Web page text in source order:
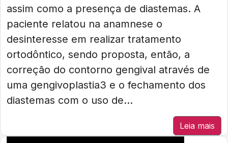
assim como a presença de diastemas. A
paciente relatou na anamnese o
desinteresse em realizar tratamento
ortodôntico, sendo proposta, então, a
correção do contorno gengival através de
uma gengivoplastia3 e o fechamento dos
diastemas com o uso de...
Leia mais